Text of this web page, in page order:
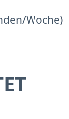
Woche)